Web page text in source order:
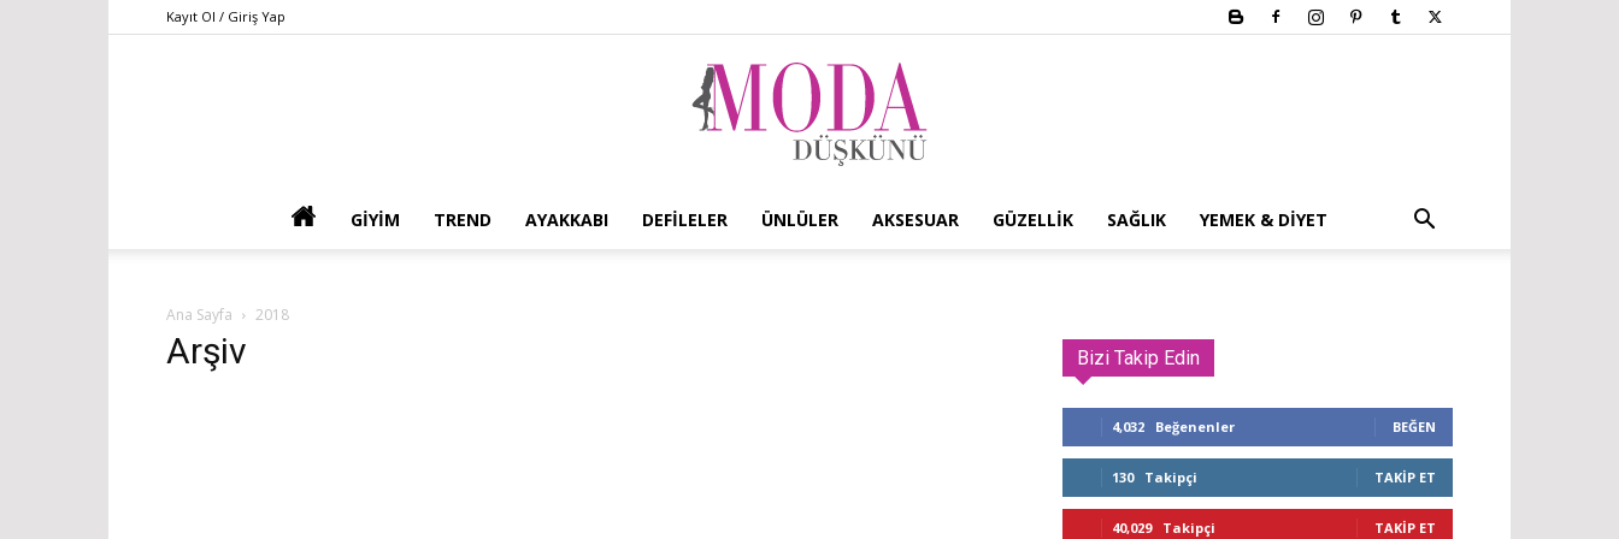
Kayıt Ol / Giriş Yap
GIYIM TREND AYAKKABI DEFILELER ÜNLÜLER AKSESUAR GÜZELLIK SAĞLIK YEMEK & DIYET
Ana Sayfa 2018
Arşiv Bizi Takip Edin
4,032 Beğenenler BEĞEN
130 Takipçi TAKIP ET
40,029 Takipçi TAKIP ET